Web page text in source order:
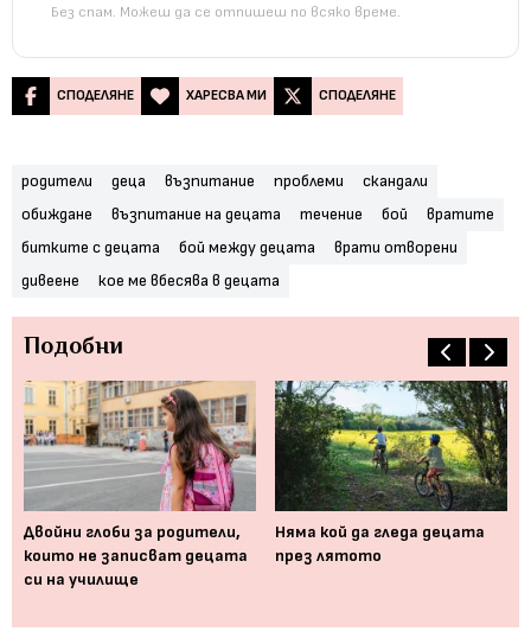
Без спам. Можеш да се отпишеш по всяко време.
СПОДЕЛЯНЕ ХАРЕСВА МИ СПОДЕЛЯНЕ
родители деца възпитание проблеми
скандали
обиждане
възпитание на децата течение бой
вратите
битките с децата
бой между децата
врати отворени
дивеене
кое ме вбесява в децата
Подобни
Двойни глоби за родители,
които не записват децата
си на училище
Няма кой да гледа децата
през лятото